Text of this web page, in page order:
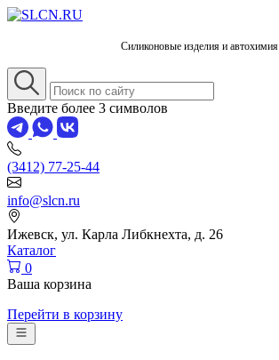
Силиконовые изделия и автохимия
Введите более 3 символов
(3412) 77-25-44
info@slcn.ru
Ижевск, ул. Карла Либкнехта, д. 26
Каталог
0
Ваша корзина
Перейти в корзину